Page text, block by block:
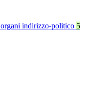
indirizzo-politico 5